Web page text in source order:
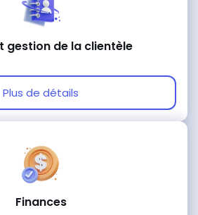
gestion de la clientèle
Plus de détails
Finances